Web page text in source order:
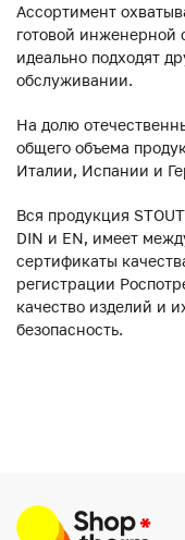
Ассортимент
готовой инженерной
идеально подходят
обслуживании.
На долю
общего объема
Италии, Испании и
Вся продукция
DIN и EN, имеет
сертификаты
регистрации
качество изделий и
безопасность.